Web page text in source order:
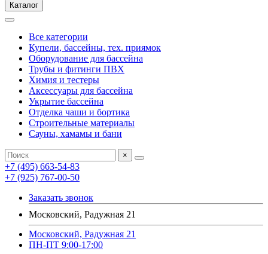
Каталог
Все категории
Купели, бассейны, тех. приямок
Оборудование для бассейна
Трубы и фитинги ПВХ
Химия и тестеры
Аксессуары для бассейна
Укрытие бассейна
Отделка чаши и бортика
Строительные материалы
Сауны, хамамы и бани
×
+7 (495) 663-54-83
+7 (925) 767-00-50
Заказать звонок
Московский, Радужная 21
Московский, Радужная 21
ПН-ПТ 9:00-17:00